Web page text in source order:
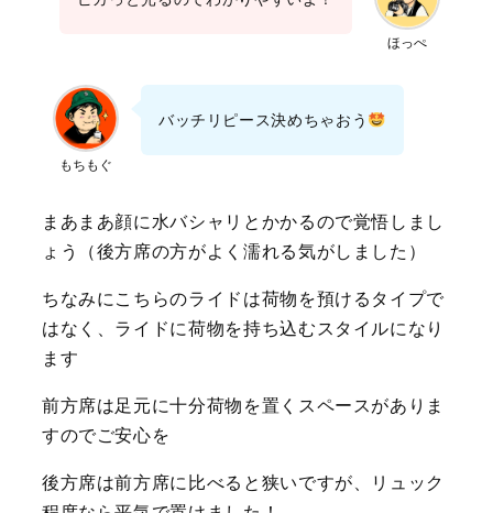
ほっぺ
もちもぐ
バッチリピース決めちゃおう
まあまあ顔に水バシャリとかかるので覚悟しまし
ょう（後方席の方がよく濡れる気がしました）
ちなみにこちらのライドは荷物を預けるタイプで
はなく、ライドに荷物を持ち込むスタイルになり
ます
前方席は足元に十分荷物を置くスペースがありま
すのでご安心を
後方席は前方席に比べると狭いですが、リュック